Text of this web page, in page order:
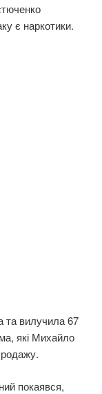
є наркотики.
та вилучила 67
які Михайло
покаявся,